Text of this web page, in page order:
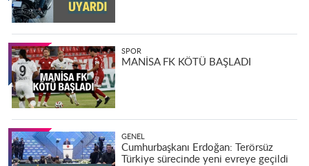
SPOR
MANİSA FK KÖTÜ BAŞLADI
GENEL
Cumhurbaşkanı Erdoğan: Terörsüz
Türkiye sürecinde yeni evreye geçildi